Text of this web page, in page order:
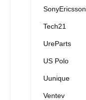
SonyEricsson
Tech21
UreParts
US Polo
Uunique
Ventev